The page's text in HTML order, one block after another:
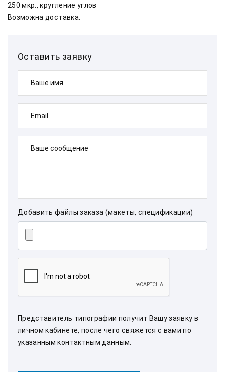
250 мкр., кругление углов
Возможна доставка.
Оставить заявку
Ваше имя
Email
Ваше сообщение
Добавить файлы заказа (макеты, спецификации)
Представитель типографии получит Вашу заявку в
личном кабинете, после чего свяжется с вами по
указанным контактным данным.